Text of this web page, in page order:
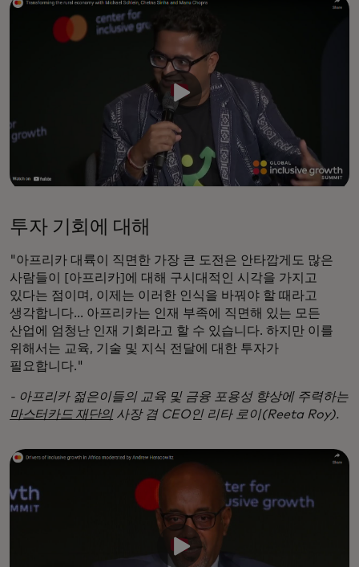
투자 기회에 대해
"아프리카 대륙이 직면한 가장 큰 도전은 안타깝게도 많은
사람들이 [아프리카]에 대해 구시대적인 시각을 가지고
있다는 점이며, 이제는 이러한 인식을 바꿔야 할 때라고
생각합니다... 아프리카는 인재 부족에 직면해 있는 모든
산업에 엄청난 인재 기회라고 할 수 있습니다. 하지만 이를
위해서는 교육, 기술 및 지식 전달에 대한 투자가
필요합니다."
- 아프리카 젊은이들의 교육 및 금융 포용성 향상에 주력하는
마스터카드 재단의 사장 겸 CEO인 리타 로이(Reeta Roy).